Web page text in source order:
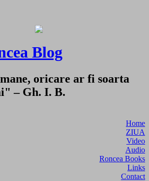
Blog
oricare ar fi soarta
– Gh. I. B.
Home
ZIUA
Video
Audio
Roncea Books
Links
Contact